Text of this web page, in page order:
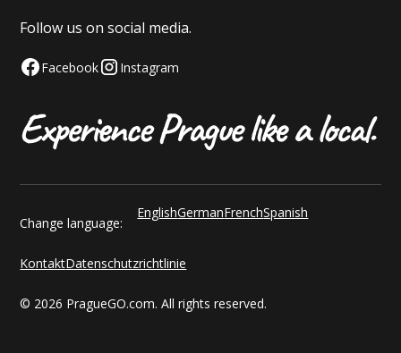
Follow us on social media.
Facebook Instagram
© 2026 PragueGO.com. All rights reserved.
KontaktDatenschutzrichtlinie
Change language:
EnglishGermanFrenchSpanish